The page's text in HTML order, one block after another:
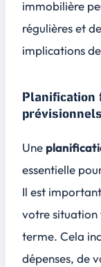
immobilière
régulières et
implications
Planification
prévisionnels
Une
essentielle
Il est
votre situation
terme. Cela
dépenses, de